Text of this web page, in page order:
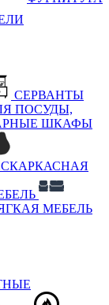
СЕРВАНТЫ
ПОСУДЫ,
ШКАФЫ
МЕБЕЛЬ